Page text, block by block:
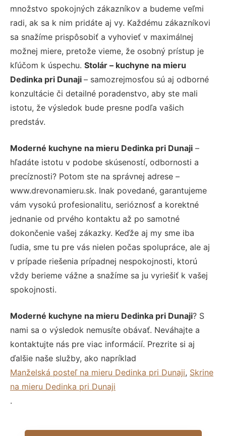
množstvo spokojných zákazníkov a budeme veľmi
radi, ak sa k nim pridáte aj vy. Každému zákazníkovi
sa snažíme prispôsobiť a vyhovieť v maximálnej
možnej miere, pretože vieme, že osobný prístup je
kľúčom k úspechu. Stolár – kuchyne na mieru
Dedinka pri Dunaji – samozrejmosťou sú aj odborné
konzultácie či detailné poradenstvo, aby ste mali
istotu, že výsledok bude presne podľa vašich
predstáv.
Moderné kuchyne na mieru Dedinka pri Dunaji –
hľadáte istotu v podobe skúseností, odbornosti a
precíznosti? Potom ste na správnej adrese –
www.drevonamieru.sk. Inak povedané, garantujeme
vám vysokú profesionalitu, serióznosť a korektné
jednanie od prvého kontaktu až po samotné
dokončenie vašej zákazky. Keďže aj my sme iba
ľudia, sme tu pre vás nielen počas spolupráce, ale aj
v prípade riešenia prípadnej nespokojnosti, ktorú
vždy berieme vážne a snažíme sa ju vyriešiť k vašej
spokojnosti.
Moderné kuchyne na mieru Dedinka pri Dunaji? S
nami sa o výsledok nemusíte obávať. Neváhajte a
kontaktujte nás pre viac informácií. Prezrite si aj
ďalšie naše služby, ako napríklad
Manželská posteľ na mieru Dedinka pri Dunaji, Skrine
na mieru Dedinka pri Dunaji
.